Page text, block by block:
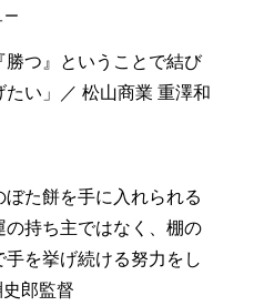
ー
勝つ』ということで結び
たい」／ 松山商業 重澤和
ぼた餅を手に入れられる
の持ち主ではなく、棚の
手を挙げ続ける努力をし
郎監督